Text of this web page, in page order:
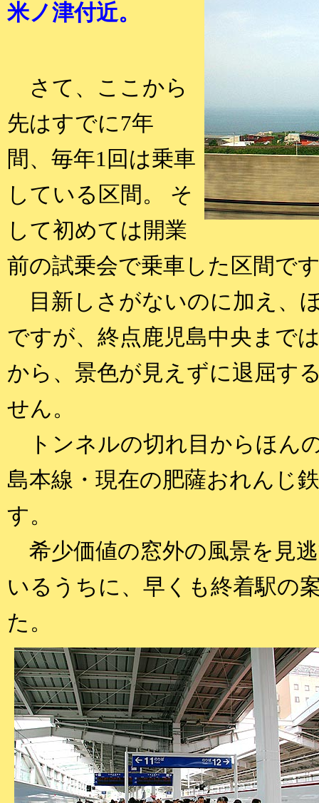
米ノ津付近。
さて、ここから
先はすでに7年
間、毎年1回は乗車
している区間。 そ
して初めては開業
前の試乗会で乗車した区間で
目新しさがないのに加え、
ですが、終点鹿児島中央まで
から、景色が見えずに退屈す
せん。
トンネルの切れ目からほん
島本線・現在の肥薩おれんじ
す。
希少価値の窓外の風景を見
いるうちに、早くも終着駅の
た。